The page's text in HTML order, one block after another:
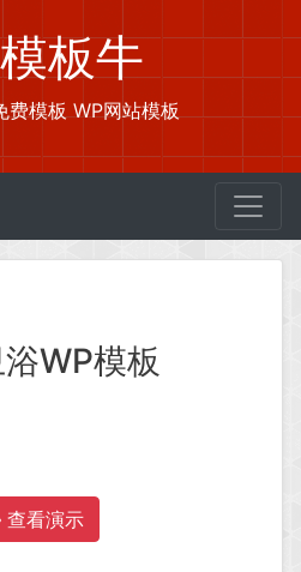
板牛
费模板 WP网站模板
WP模板
查看演示